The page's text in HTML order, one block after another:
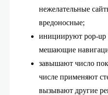
нежелательные
вредоносные;
инициируют pop-up
мешающие
завышают число
числе применяют
вызывают другие